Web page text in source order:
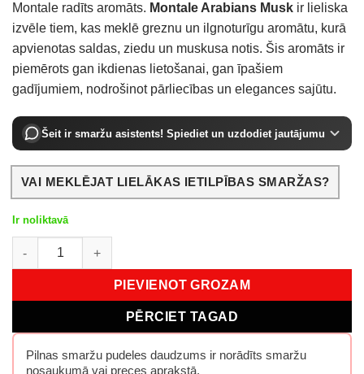
Montale radīts aromāts. Montale Arabians Musk ir lieliska
izvēle tiem, kas meklē greznu un ilgnoturīgu aromātu, kurā
apvienotas saldas, ziedu un muskusa notis. Šis aromāts ir
piemērots gan ikdienas lietošanai, gan īpašiem
gadījumiem, nodrošinot pārliecības un elegances sajūtu.
Šeit ir smaržu asistents! Spiediet un uzdodiet jautājumu
VAI MEKLĒJAT LIELĀKAS IETILPĪBAS SMARŽAS?
Ir noliktavā
Montale Arabians Musk EDP 100 ml daudzums
PIEVIENOT GROZAM
PĒRCIET TAGAD
Pilnas smaržu pudeles daudzums ir norādīts smaržu
nosaukumā vai preces aprakstā.